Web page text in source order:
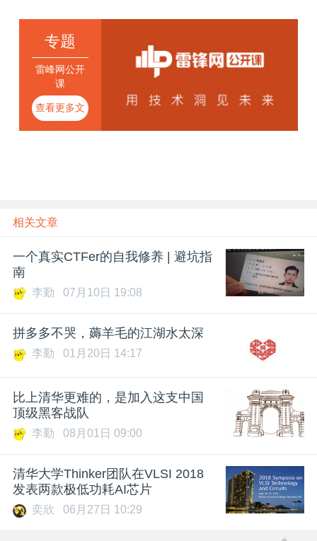
专题
雷峰网公开
课
查看更多文
章
相关文章
一个真实CTFer的自我修养 | 避坑指
南
李勤 07月10日 19:08
拼多多不哭，薅羊毛的江湖水太深
李勤 01月20日 14:17
比上清华更难的，是加入这支中国
顶级黑客战队
李勤 08月01日 09:00
清华大学Thinker团队在VLSI 2018
发表两款极低功耗AI芯片
奕欣 06月27日 10:29